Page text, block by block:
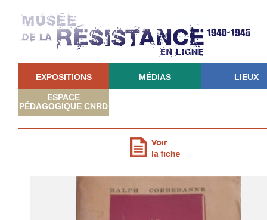
EXPOSITIONS MÉDIAS LIEUX
ESPACE
PÉDAGOGIQUE CNRD